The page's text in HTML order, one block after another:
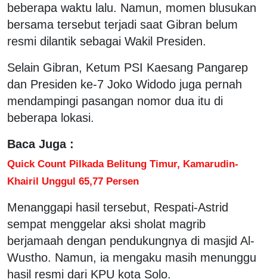
beberapa waktu lalu. Namun, momen blusukan
bersama tersebut terjadi saat Gibran belum
resmi dilantik sebagai Wakil Presiden.
Selain Gibran, Ketum PSI Kaesang Pangarep
dan Presiden ke-7 Joko Widodo juga pernah
mendampingi pasangan nomor dua itu di
beberapa lokasi.
Baca Juga :
Quick Count Pilkada Belitung Timur, Kamarudin-
Khairil Unggul 65,77 Persen
Menanggapi hasil tersebut, Respati-Astrid
sempat menggelar aksi sholat magrib
berjamaah dengan pendukungnya di masjid Al-
Wustho. Namun, ia mengaku masih menunggu
hasil resmi dari KPU kota Solo.